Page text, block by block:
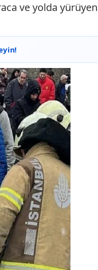
ve yolda yürüyen